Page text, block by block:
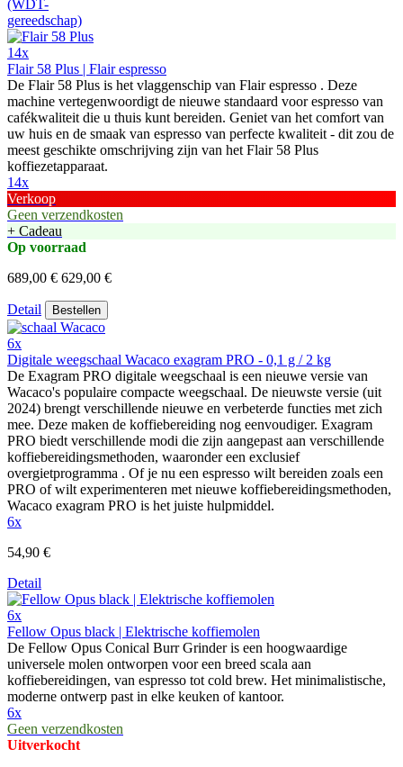
14x
Flair 58 Plus | Flair espresso
De Flair 58 Plus is het vlaggenschip van Flair espresso . Deze
machine vertegenwoordigt de nieuwe standaard voor espresso van
cafékwaliteit die u thuis kunt bereiden. Geniet van het comfort van
uw huis en de smaak van espresso van perfecte kwaliteit - dit zou de
meest geschikte omschrijving zijn van het Flair 58 Plus
koffiezetapparaat.
14x
Verkoop
Geen verzendkosten
+ Cadeau
Op voorraad
689,00 € 629,00 €
Detail Bestellen
6x
Digitale weegschaal Wacaco exagram PRO - 0,1 g / 2 kg
De Exagram PRO digitale weegschaal is een nieuwe versie van
Wacaco's populaire compacte weegschaal. De nieuwste versie (uit
2024) brengt verschillende nieuwe en verbeterde functies met zich
mee. Deze maken de koffiebereiding nog eenvoudiger. Exagram
PRO biedt verschillende modi die zijn aangepast aan verschillende
koffiebereidingsmethoden, waaronder een exclusief
overgietprogramma . Of je nu een espresso wilt bereiden zoals een
PRO of wilt experimenteren met nieuwe koffiebereidingsmethoden,
Wacaco exagram PRO is het juiste hulpmiddel.
6x
54,90 €
Detail
6x
Fellow Opus black | Elektrische koffiemolen
De Fellow Opus Conical Burr Grinder is een hoogwaardige
universele molen ontworpen voor een breed scala aan
koffiebereidingen, van espresso tot cold brew. Het minimalistische,
moderne ontwerp past in elke keuken of kantoor.
6x
Geen verzendkosten
Uitverkocht